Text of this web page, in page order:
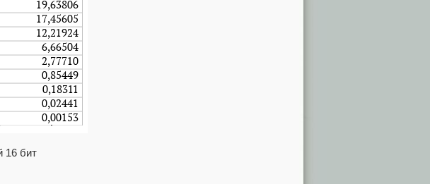
16 бит